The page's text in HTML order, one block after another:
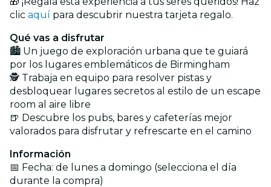
clic aquí para descubrir nuestra tarjeta regalo.
Qué vas a disfrutar
🏙️ Un juego de exploración urbana que te guiará
por los lugares emblemáticos de Birmingham
🕵️ Trabaja en equipo para resolver pistas y
desbloquear lugares secretos al estilo de un escape
room al aire libre
🍺 Descubre los pubs, bares y cafeterías mejor
valorados para disfrutar y refrescarte en el camino
Información
📅 Fecha: de lunes a domingo (selecciona el día
durante la compra)